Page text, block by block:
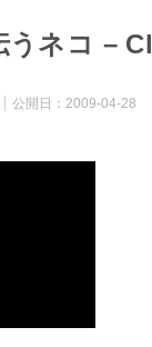
うネコ –
公開日： 2009-04-28